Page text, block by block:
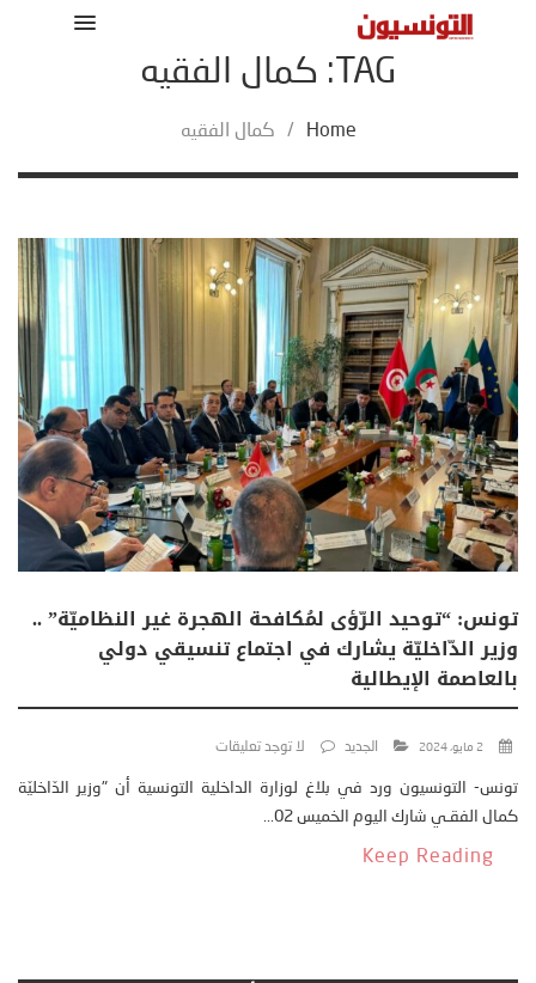
TAG: كمال الفقيه
Home
/ كمال الفقيه
تونس: “توحيد الرّؤى لمُكافحة الهجرة غير النظاميّة” ..
وزير الدّاخليّة يشارك في اجتماع تنسيقي دولي
بالعاصمة الإيطالية
2 مايو، 2024 الجديد لا توجد تعليقات
تونس- التونسيون ورد في بلاغ لوزارة الداخلية التونسية أن "وزير الدّاخليّة
كمال الفقـي شارك اليوم الخميس 02...
Keep Reading